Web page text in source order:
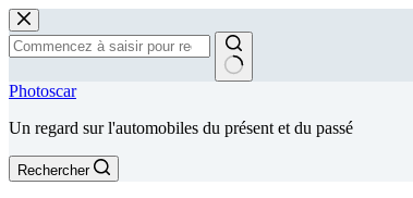
Passer
au
contenu
Aucun
Photoscar
Un regard sur l'automobiles du présent et du passé
Rechercher